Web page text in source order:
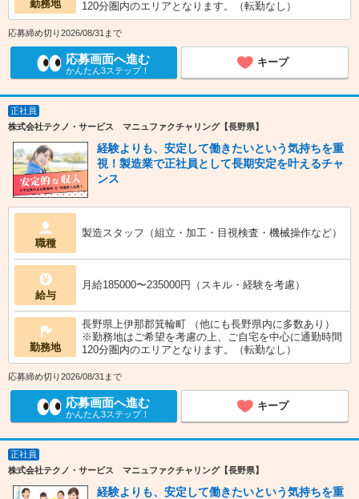
勤務地
120分圏内のエリアとなります。（転勤なし）
応募締め切り2026/08/31まで
応募画面へ進む
かんたん3ステップ！
キープ
正社員
株式会社テクノ・サービス マニュファクチャリング【長野県】
経験よりも、安定して働きたいという気持ちを重
視！製造業で正社員として長期安定を叶えるチャ
ンス
職種
製造スタッフ（組立・加工・目視検査・機械操作など）
給与
月給185000〜235000円（スキル・経験を考慮）
勤務地
長野県上伊那郡箕輪町 （他にも長野県内に多数あり）
※勤務地はご希望を考慮の上、ご自宅を中心に通勤時間
120分圏内のエリアとなります。（転勤なし）
応募締め切り2026/08/31まで
応募画面へ進む
かんたん3ステップ！
キープ
正社員
株式会社テクノ・サービス マニュファクチャリング【長野県】
経験よりも、安定して働きたいという気持ちを重